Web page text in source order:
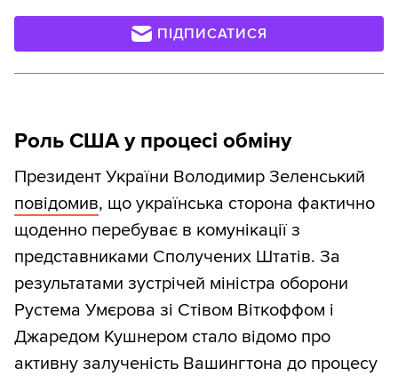
ПІДПИСАТИСЯ
Роль США у процесі обміну
Президент України Володимир Зеленський
повідомив, що українська сторона фактично
щоденно перебуває в комунікації з
представниками Сполучених Штатів. За
результатами зустрічей міністра оборони
Рустема Умєрова зі Стівом Віткоффом і
Джаредом Кушнером стало відомо про
активну залученість Вашингтона до процесу